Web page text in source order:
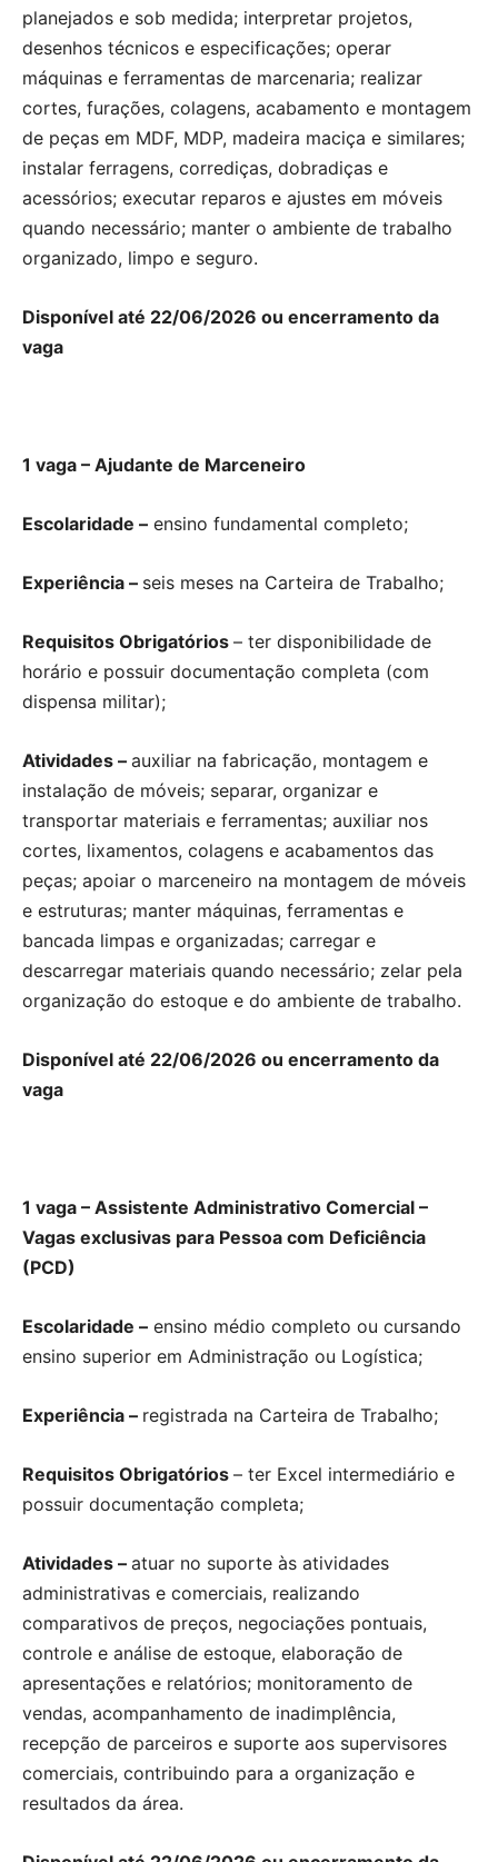
planejados e sob medida; interpretar projetos,
desenhos técnicos e especificações; operar
máquinas e ferramentas de marcenaria; realizar
cortes, furações, colagens, acabamento e montagem
de peças em MDF, MDP, madeira maciça e similares;
instalar ferragens, corrediças, dobradiças e
acessórios; executar reparos e ajustes em móveis
quando necessário; manter o ambiente de trabalho
organizado, limpo e seguro.
Disponível até 22/06/2026 ou encerramento da
vaga
1 vaga – Ajudante de Marceneiro
Escolaridade – ensino fundamental completo;
Experiência – seis meses na Carteira de Trabalho;
Requisitos Obrigatórios – ter disponibilidade de
horário e possuir documentação completa (com
dispensa militar);
Atividades – auxiliar na fabricação, montagem e
instalação de móveis; separar, organizar e
transportar materiais e ferramentas; auxiliar nos
cortes, lixamentos, colagens e acabamentos das
peças; apoiar o marceneiro na montagem de móveis
e estruturas; manter máquinas, ferramentas e
bancada limpas e organizadas; carregar e
descarregar materiais quando necessário; zelar pela
organização do estoque e do ambiente de trabalho.
Disponível até 22/06/2026 ou encerramento da
vaga
1 vaga – Assistente Administrativo Comercial –
Vagas exclusivas para Pessoa com Deficiência
(PCD)
Escolaridade – ensino médio completo ou cursando
ensino superior em Administração ou Logística;
Experiência – registrada na Carteira de Trabalho;
Requisitos Obrigatórios – ter Excel intermediário e
possuir documentação completa;
Atividades – atuar no suporte às atividades
administrativas e comerciais, realizando
comparativos de preços, negociações pontuais,
controle e análise de estoque, elaboração de
apresentações e relatórios; monitoramento de
vendas, acompanhamento de inadimplência,
recepção de parceiros e suporte aos supervisores
comerciais, contribuindo para a organização e
resultados da área.